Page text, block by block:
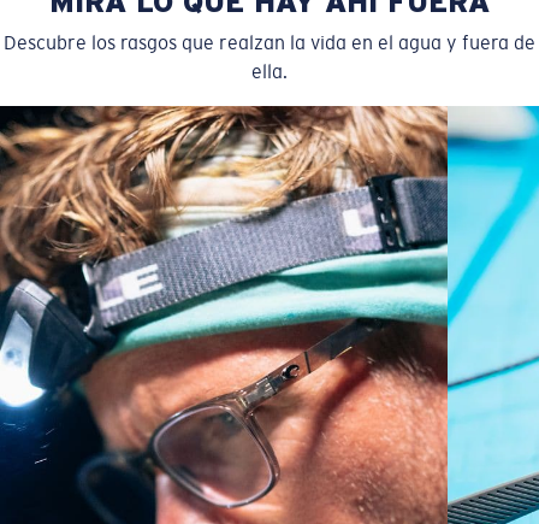
Ajuste Regular
Un frontal de lente amplio diseñado para ajustarse a
rostros de tamaño regular.
Curva base 4 - Cobertura media
Monturas con cobertura y diseño envolvente medios
que valoran el estilo pero siguen ofreciendo el mejor
rendimiento.
Regular
Descubre los rasgos que realzan la vida en el agua y fuera de
ella.